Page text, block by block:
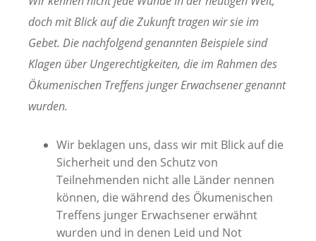
doch mit Blick auf die Zukunft tragen wir sie im
Gebet. Die nachfolgend genannten Beispiele sind
Klagen über Ungerechtigkeiten, die im Rahmen des
Ökumenischen Treffens junger Erwachsener genannt
wurden.
Wir beklagen uns, dass wir mit Blick auf die
Sicherheit und den Schutz von
Teilnehmenden nicht alle Länder nennen
können, die während des Ökumenischen
Treffens junger Erwachsener erwähnt
wurden und in denen Leid und Not